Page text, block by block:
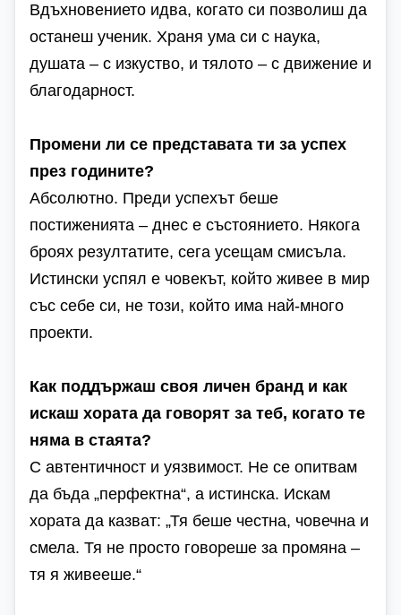
Вдъхновението идва, когато си позволиш да
останеш ученик. Храня ума си с наука,
душата – с изкуство, и тялото – с движение и
благодарност.
Промени ли се представата ти за успех
през годините?
Абсолютно. Преди успехът беше
постиженията – днес е състоянието. Някога
броях резултатите, сега усещам смисъла.
Истински успял е човекът, който живее в мир
със себе си, не този, който има най-много
проекти.
Как поддържаш своя личен бранд и как
искаш хората да говорят за теб, когато те
няма в стаята?
С автентичност и уязвимост. Не се опитвам
да бъда „перфектна“, а истинска. Искам
хората да казват: „Тя беше честна, човечна и
смела. Тя не просто говореше за промяна –
тя я живееше.“